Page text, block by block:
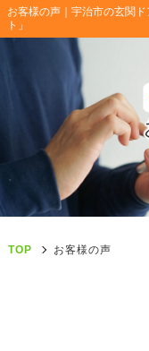
お客様の声｜宇治市の玄関
ト」
TOP お客様の声